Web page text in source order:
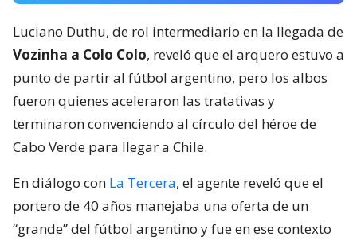
Luciano Duthu, de rol intermediario en la llegada de
Vozinha a Colo Colo, reveló que el arquero estuvo a
punto de partir al fútbol argentino, pero los albos
fueron quienes aceleraron las tratativas y
terminaron convenciendo al círculo del héroe de
Cabo Verde para llegar a Chile.
En diálogo con La Tercera, el agente reveló que el
portero de 40 años manejaba una oferta de un
“grande” del fútbol argentino y fue en ese contexto